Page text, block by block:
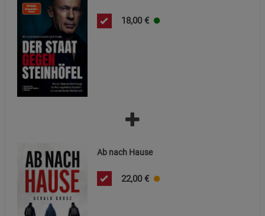
18,00 €
Ab nach Hause
22,00 €
Statistik Cookies (2)
Beschreibung Statistik Cookies
Cookie-Informationen
Marketing Cookies (3)
Beschreibung Marketing Cookies
Cookie-Informationen